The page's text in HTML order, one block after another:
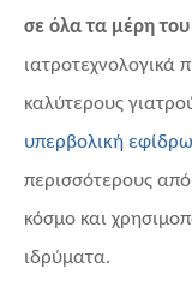
σε όλα τα μέρη
ιατροτεχνολογικά
καλύτερους
υπερβολική
περισσότερους
κόσμο και
ιδρύματα.